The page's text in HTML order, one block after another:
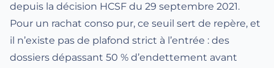
depuis la décision HCSF du 29 septembre 2021.
Pour un rachat conso pur, ce seuil sert de repère, et
il n’existe pas de plafond strict à l’entrée : des
dossiers dépassant 50 % d’endettement avant